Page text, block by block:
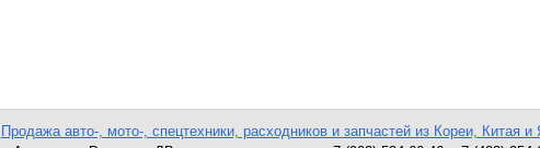
Продажа авто-, мото-, спецтехники, расходников и запчастей из Кореи, Китая и